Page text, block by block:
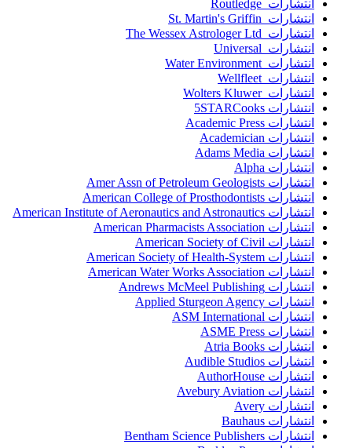
انتشارات Routledge
انتشارات St. Martin's Griffin
انتشارات The Wessex Astrologer Ltd
انتشارات Universal
انتشارات Water Environment
انتشارات Wellfleet
انتشارات Wolters Kluwer
انتشارات 5STARCooks
انتشارات Academic Press
انتشارات Academician
انتشارات Adams Media
انتشارات Alpha
انتشارات Amer Assn of Petroleum Geologists
انتشارات American College of Prosthodontists
انتشارات American Institute of Aeronautics and Astronautics
انتشارات American Pharmacists Association
انتشارات American Society of Civil
انتشارات American Society of Health-System
انتشارات American Water Works Association
انتشارات Andrews McMeel Publishing
انتشارات Applied Sturgeon Agency
انتشارات ASM International
انتشارات ASME Press
انتشارات Atria Books
انتشارات Audible Studios
انتشارات AuthorHouse
انتشارات Avebury Aviation
انتشارات Avery
انتشارات Bauhaus
انتشارات Bentham Science Publishers